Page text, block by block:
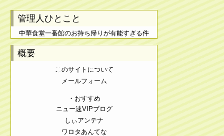
管理人ひとこと
中華食堂一番館のお持ち帰りが有能すぎる件
概要
このサイトについて
メールフォーム
・おすすめ
ニュー速VIPブログ
しぃアンテナ
ワロタあんてな